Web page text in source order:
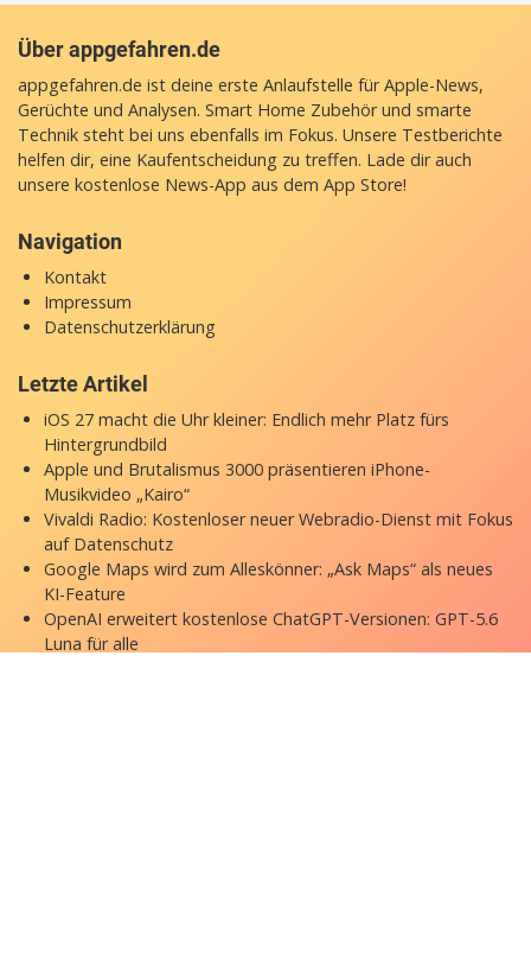
Über appgefahren.de
appgefahren.de ist deine erste Anlaufstelle für Apple-News,
Gerüchte und Analysen. Smart Home Zubehör und smarte
Technik steht bei uns ebenfalls im Fokus. Unsere Testberichte
helfen dir, eine Kaufentscheidung zu treffen. Lade dir auch
unsere kostenlose News-App aus dem App Store!
Navigation
Kontakt
Impressum
Datenschutzerklärung
Letzte Artikel
iOS 27 macht die Uhr kleiner: Endlich mehr Platz fürs
Hintergrundbild
Apple und Brutalismus 3000 präsentieren iPhone-
Musikvideo „Kairo“
Vivaldi Radio: Kostenloser neuer Webradio-Dienst mit Fokus
auf Datenschutz
Google Maps wird zum Alleskönner: „Ask Maps“ als neues
KI-Feature
OpenAI erweitert kostenlose ChatGPT-Versionen: GPT-5.6
Luna für alle